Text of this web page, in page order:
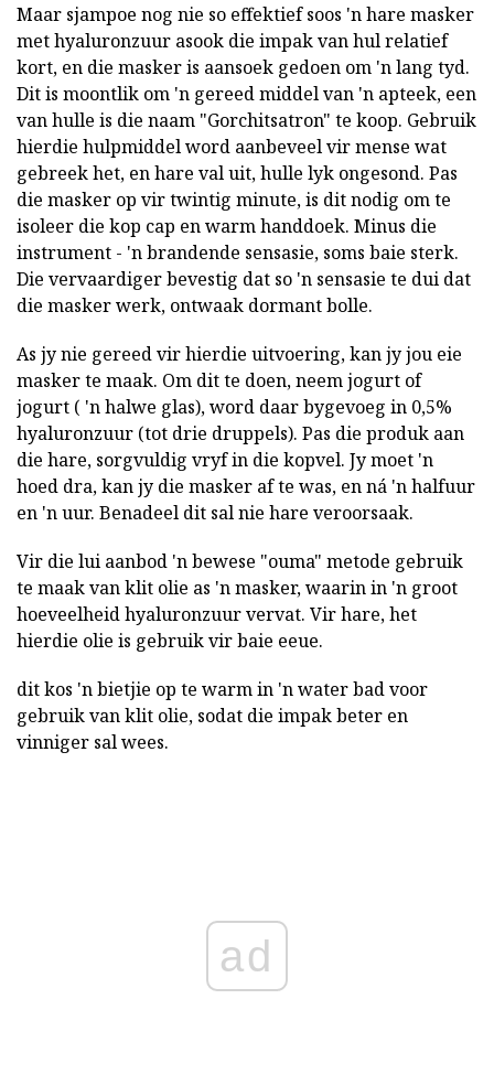
Maar sjampoe nog nie so effektief soos 'n hare masker
met hyaluronzuur asook die impak van hul relatief
kort, en die masker is aansoek gedoen om 'n lang tyd.
Dit is moontlik om 'n gereed middel van 'n apteek, een
van hulle is die naam "Gorchitsatron" te koop. Gebruik
hierdie hulpmiddel word aanbeveel vir mense wat
gebreek het, en hare val uit, hulle lyk ongesond. Pas
die masker op vir twintig minute, is dit nodig om te
isoleer die kop cap en warm handdoek. Minus die
instrument - 'n brandende sensasie, soms baie sterk.
Die vervaardiger bevestig dat so 'n sensasie te dui dat
die masker werk, ontwaak dormant bolle.
As jy nie gereed vir hierdie uitvoering, kan jy jou eie
masker te maak. Om dit te doen, neem jogurt of
jogurt ( 'n halwe glas), word daar bygevoeg in 0,5%
hyaluronzuur (tot drie druppels). Pas die produk aan
die hare, sorgvuldig vryf in die kopvel. Jy moet 'n
hoed dra, kan jy die masker af te was, en ná 'n halfuur
en 'n uur. Benadeel dit sal nie hare veroorsaak.
Vir die lui aanbod 'n bewese "ouma" metode gebruik
te maak van klit olie as 'n masker, waarin in 'n groot
hoeveelheid hyaluronzuur vervat. Vir hare, het
hierdie olie is gebruik vir baie eeue.
dit kos 'n bietjie op te warm in 'n water bad voor
gebruik van klit olie, sodat die impak beter en
vinniger sal wees.
ad